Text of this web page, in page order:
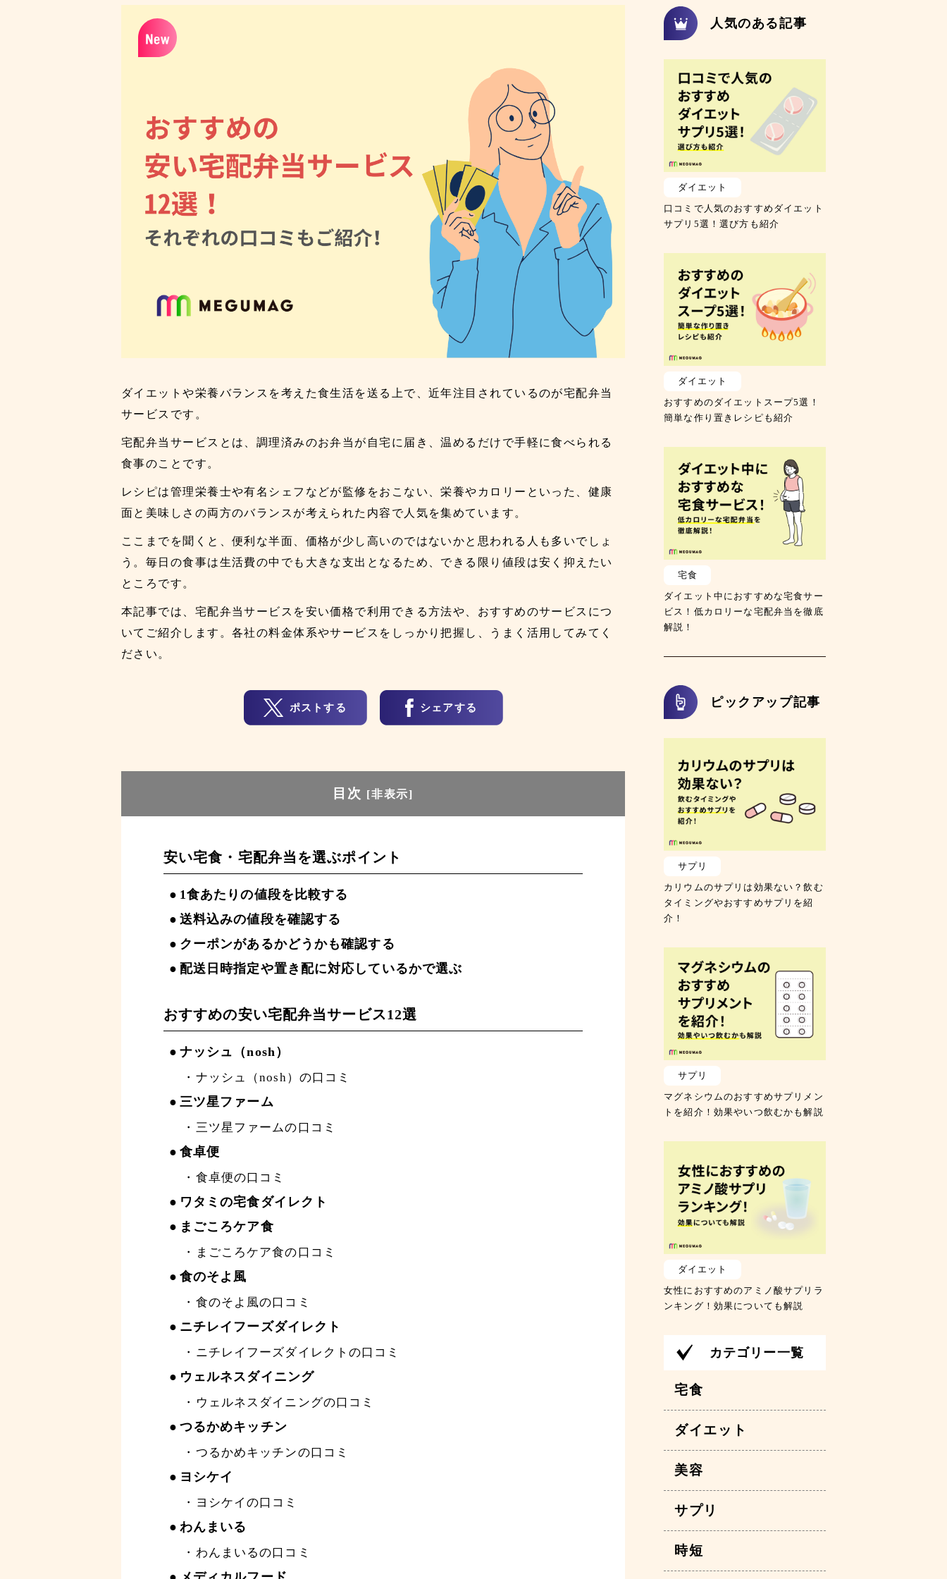
ダイエットや栄養バランスを考えた食生活を送る上で、近年注目されているのが宅配弁当
サービスです。
宅配弁当サービスとは、調理済みのお弁当が自宅に届き、温めるだけで手軽に食べられる
食事のことです。
レシピは管理栄養士や有名シェフなどが監修をおこない、栄養やカロリーといった、健康
面と美味しさの両方のバランスが考えられた内容で人気を集めています。
ここまでを聞くと、便利な半面、価格が少し高いのではないかと思われる人も多いでしょ
う。毎日の食事は生活費の中でも大きな支出となるため、できる限り値段は安く抑えたい
ところです。
本記事では、宅配弁当サービスを安い価格で利用できる方法や、おすすめのサービスにつ
いてご紹介します。各社の料金体系やサービスをしっかり把握し、うまく活用してみてく
ださい。
目次 [非表示]
安い宅食・宅配弁当を選ぶポイント
1食あたりの値段を比較する
送料込みの値段を確認する
クーポンがあるかどうかも確認する
配送日時指定や置き配に対応しているかで選ぶ
おすすめの安い宅配弁当サービス12選
ナッシュ（nosh）
ナッシュ（nosh）の口コミ
三ツ星ファーム
三ツ星ファームの口コミ
食卓便
食卓便の口コミ
ワタミの宅食ダイレクト
まごころケア食
まごころケア食の口コミ
食のそよ風
食のそよ風の口コミ
ニチレイフーズダイレクト
ニチレイフーズダイレクトの口コミ
ウェルネスダイニング
ウェルネスダイニングの口コミ
つるかめキッチン
つるかめキッチンの口コミ
ヨシケイ
ヨシケイの口コミ
わんまいる
わんまいるの口コミ
ポストする シェアする
人気のある記事
ダイエット
口コミで人気のおすすめダイエット
サプリ5選！選び方も紹介
ダイエット
おすすめのダイエットスープ5選！
簡単な作り置きレシピも紹介
宅食
ダイエット中におすすめな宅食サー
ビス！低カロリーな宅配弁当を徹底
解説！
ピックアップ記事
サプリ
カリウムのサプリは効果ない？飲む
タイミングやおすすめサプリを紹
介！
サプリ
マグネシウムのおすすめサプリメン
トを紹介！効果やいつ飲むかも解説
ダイエット
女性におすすめのアミノ酸サプリラ
ンキング！効果についても解説
カテゴリー一覧
宅食
ダイエット
美容
サプリ
時短